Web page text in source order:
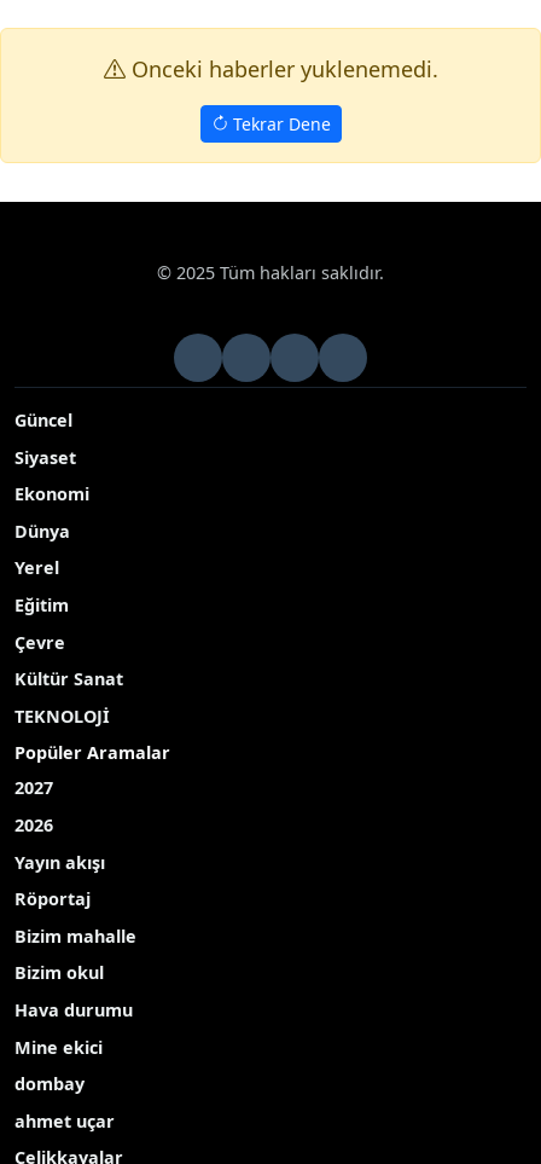
Onceki haberler yuklenemedi.
Tekrar Dene
© 2025 Tüm hakları saklıdır.
Güncel
Siyaset
Ekonomi
Dünya
Yerel
Eğitim
Çevre
Kültür Sanat
TEKNOLOJİ
Popüler Aramalar
2027
2026
Yayın akışı
Röportaj
Bizim mahalle
Bizim okul
Hava durumu
Mine ekici
dombay
ahmet uçar
Çelikkayalar